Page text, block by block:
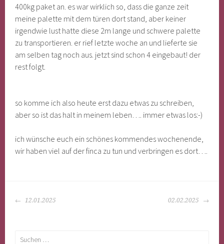
400kg paket an. es war wirklich so, dass die ganze zeit
meine palette mit dem türen dort stand, aber keiner
irgendwie lust hatte diese 2m lange und schwere palette
zu transportieren. er rief letzte woche an und lieferte sie
am selben tag noch aus. jetzt sind schon 4 eingebaut! der
rest folgt.
so komme ich also heute erst dazu etwas zu schreiben,
aber so ist das halt in meinem leben…. immer etwas los:-)
ich wünsche euch ein schönes kommendes wochenende,
wir haben viel auf der finca zu tun und verbringen es dort….
BEITRAGS-
12.01.2025 02.02.2025
Suchen